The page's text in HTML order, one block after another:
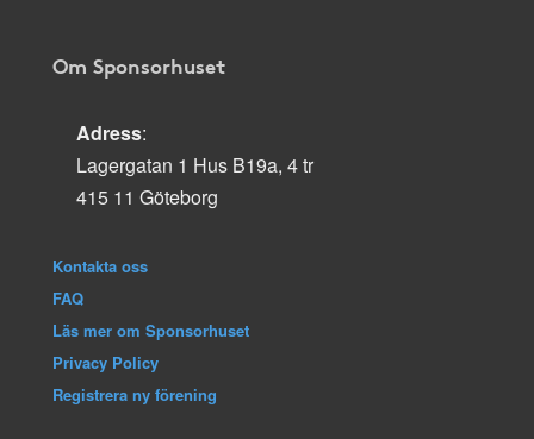
Om Sponsorhuset
Adress:
Lagergatan 1 Hus B19a, 4 tr
415 11 Göteborg
Kontakta oss
FAQ
Läs mer om Sponsorhuset
Privacy Policy
Registrera ny förening